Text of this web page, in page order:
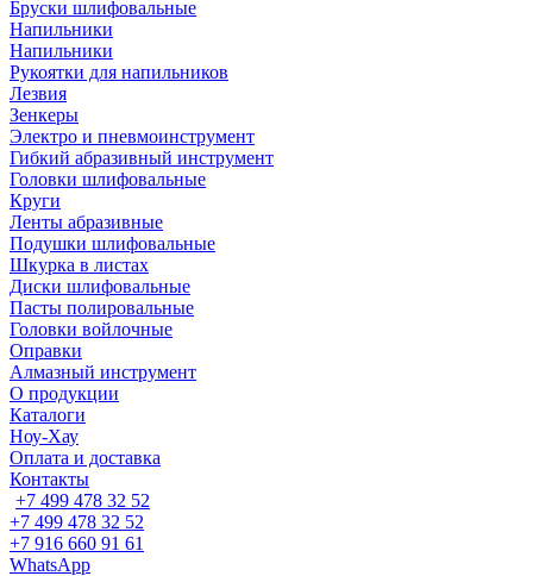
Бруски шлифовальные
Напильники
Напильники
Рукоятки для напильников
Лезвия
Зенкеры
Электро и пневмоинструмент
Гибкий абразивный инструмент
Головки шлифовальные
Круги
Ленты абразивные
Подушки шлифовальные
Шкурка в листах
Диски шлифовальные
Пасты полировальные
Головки войлочные
Оправки
Алмазный инструмент
О продукции
Каталоги
Ноу-Хау
Оплата и доставка
Контакты
+7 499 478 32 52
+7 499 478 32 52
+7 916 660 91 61
WhatsApp